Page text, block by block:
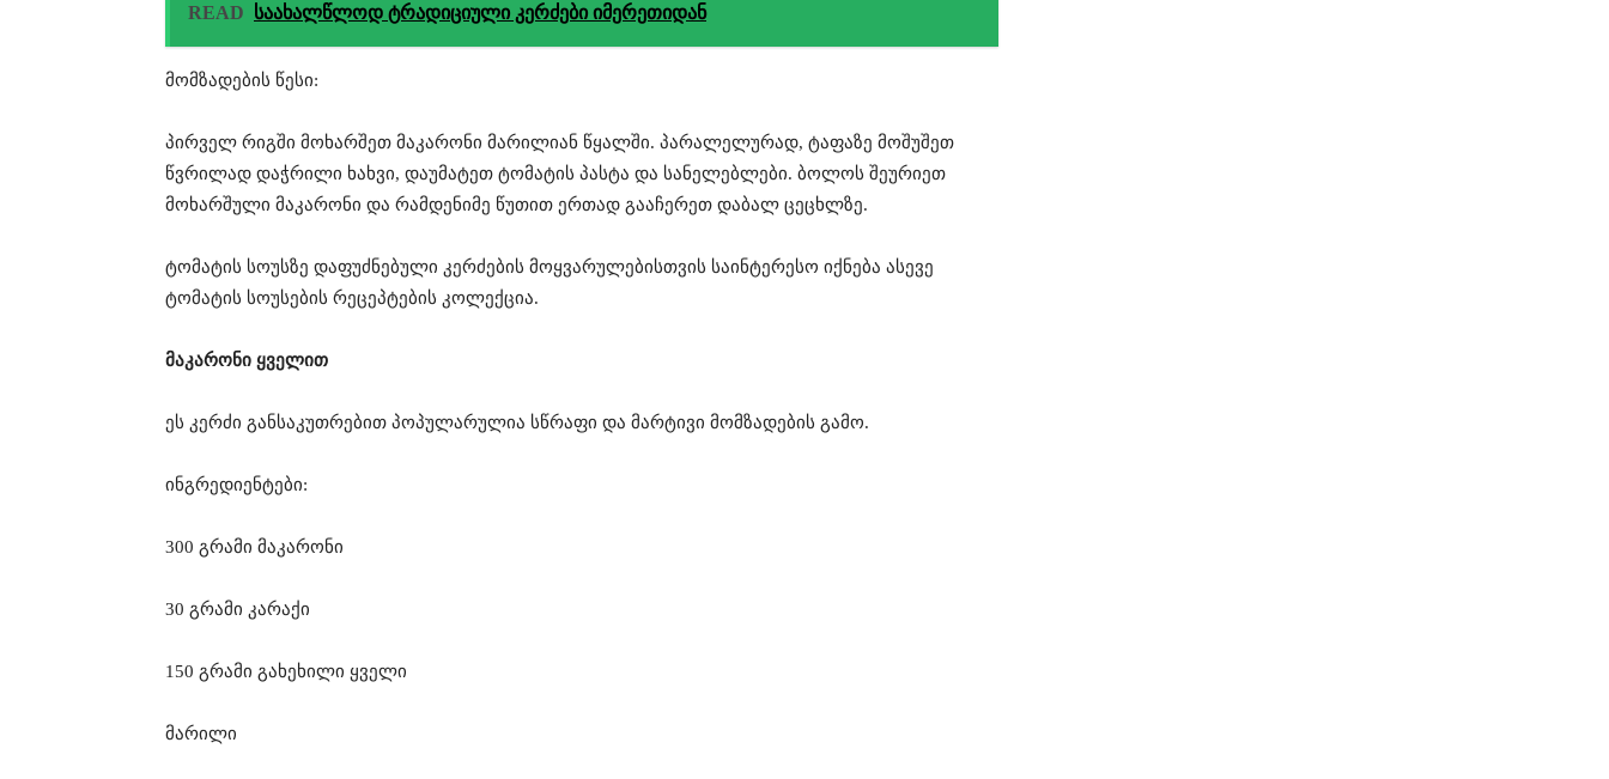
READ საახალწლოდ ტრადიციული კერძები იმერეთიდან
მომზადების წესი:
პირველ რიგში მოხარშეთ მაკარონი მარილიან წყალში. პარალელურად, ტაფაზე მოშუშეთ
წვრილად დაჭრილი ხახვი, დაუმატეთ ტომატის პასტა და სანელებლები. ბოლოს შეურიეთ
მოხარშული მაკარონი და რამდენიმე წუთით ერთად გააჩერეთ დაბალ ცეცხლზე.
ტომატის სოუსზე დაფუძნებული კერძების მოყვარულებისთვის საინტერესო იქნება ასევე
ტომატის სოუსების რეცეპტების კოლექცია.
მაკარონი ყველით
ეს კერძი განსაკუთრებით პოპულარულია სწრაფი და მარტივი მომზადების გამო.
ინგრედიენტები:
300 გრამი მაკარონი
30 გრამი კარაქი
150 გრამი გახეხილი ყველი
მარილი